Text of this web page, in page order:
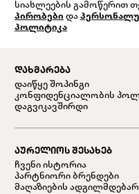
ᲓᲐᲮᲛᲐᲠᲔᲑᲐ
დაიწყე შოპინგი
კონფიდენციალობის
დაგვიკავშირდი
ᲐᲣᲠᲔᲚᲘᲝᲡ ᲨᲔᲡᲐᲮᲔᲑ
ჩვენი ისტორია
პარტნიორი ბრენდები
მაღაზიების
სიახლეების გამოწერით
პირობები და
პოლიტიკა